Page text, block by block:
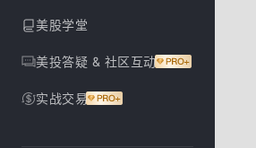
美股学堂
美投答疑 & 社区互动
实战交易